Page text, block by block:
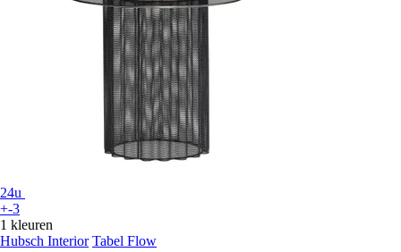
24u
+-3
1 kleuren
Hubsch Interior Tabel Flow